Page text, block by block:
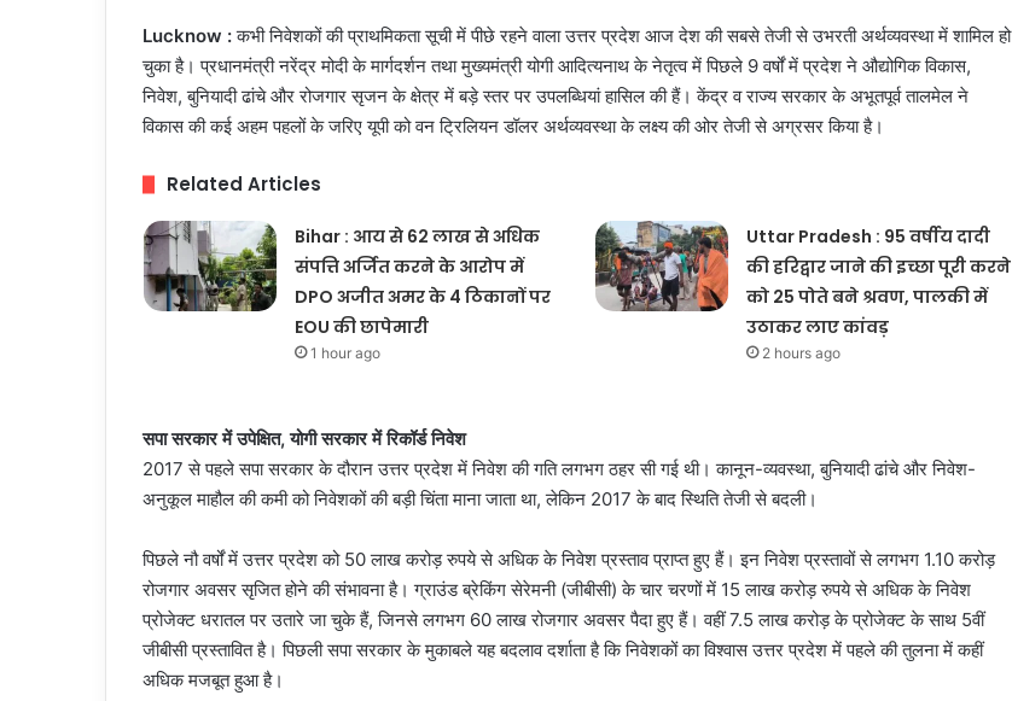
Lucknow :कभी निवेशकों की प्राथमिकता सूची में पीछे रहने वाला उत्तर प्रदेश आज देश की सबसे तेजी से उभरती अर्थव्यवस्था में शामिल हो
चुका है। प्रधानमंत्री नरेंद्र मोदी के मार्गदर्शन तथा मुख्यमंत्री योगी आदित्यनाथ के नेतृत्व में पिछले 9 वर्षों में प्रदेश ने औद्योगिक विकास,
निवेश, बुनियादी ढांचे और रोजगार सृजन के क्षेत्र में बड़े स्तर पर उपलब्धियां हासिल की हैं। केंद्र व राज्य सरकार के अभूतपूर्व तालमेल ने
विकास की कई अहम पहलों के जरिए यूपी को वन ट्रिलियन डॉलर अर्थव्यवस्था के लक्ष्य की ओर तेजी से अग्रसर किया है।
Related Articles
Bihar : आय से 62 लाख से अधिक
संपत्ति अर्जित करने के आरोप में
DPO अजीत अमर के 4 ठिकानों पर
EOU की छापेमारी
1 hour ago
Uttar Pradesh : 95 वर्षीय दादी
की हरिद्वार जाने की इच्छा पूरी करने
को 25 पोते बने श्रवण, पालकी में
उठाकर लाए कांवड़
2 hours ago
सपा सरकार में उपेक्षित, योगी सरकार में रिकॉर्ड निवेश
2017 से पहले सपा सरकार के दौरान उत्तर प्रदेश में निवेश की गति लगभग ठहर सी गई थी। कानून-व्यवस्था, बुनियादी ढांचे और निवेश-
अनुकूल माहौल की कमी को निवेशकों की बड़ी चिंता माना जाता था, लेकिन 2017 के बाद स्थिति तेजी से बदली।
पिछले नौ वर्षों में उत्तर प्रदेश को 50 लाख करोड़ रुपये से अधिक के निवेश प्रस्ताव प्राप्त हुए हैं। इन निवेश प्रस्तावों से लगभग 1.10 करोड़
रोजगार अवसर सृजित होने की संभावना है। ग्राउंड ब्रेकिंग सेरेमनी (जीबीसी) के चार चरणों में 15 लाख करोड़ रुपये से अधिक के निवेश
प्रोजेक्ट धरातल पर उतारे जा चुके हैं, जिनसे लगभग 60 लाख रोजगार अवसर पैदा हुए हैं। वहीं 7.5 लाख करोड़ के प्रोजेक्ट के साथ 5वीं
जीबीसी प्रस्तावित है। पिछली सपा सरकार के मुकाबले यह बदलाव दर्शाता है कि निवेशकों का विश्वास उत्तर प्रदेश में पहले की तुलना में कहीं
अधिक मजबूत हुआ है।